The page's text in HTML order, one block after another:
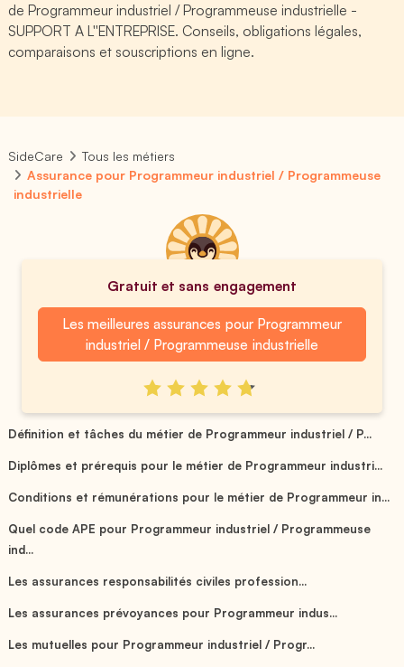
de Programmeur industriel / Programmeuse industrielle -
SUPPORT A L''ENTREPRISE. Conseils, obligations légales,
comparaisons et souscriptions en ligne.
SideCare
Tous les métiers
Assurance pour Programmeur industriel / Programmeuse
industrielle
Gratuit et sans engagement
Les meilleures assurances pour Programmeur
industriel / Programmeuse industrielle
Définition et tâches du métier de Programmeur industriel / P...
Diplômes et prérequis pour le métier de Programmeur industri...
Conditions et rémunérations pour le métier de Programmeur in...
Quel code APE pour Programmeur industriel / Programmeuse
ind...
Les assurances responsabilités civiles profession...
Les assurances prévoyances pour Programmeur indus...
Les mutuelles pour Programmeur industriel / Progr...